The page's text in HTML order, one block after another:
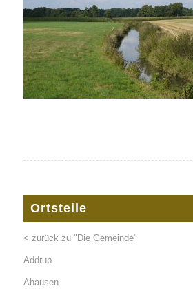
Ortsteile
< zurück zu "Die Gemeinde"
Addrup
Ahausen